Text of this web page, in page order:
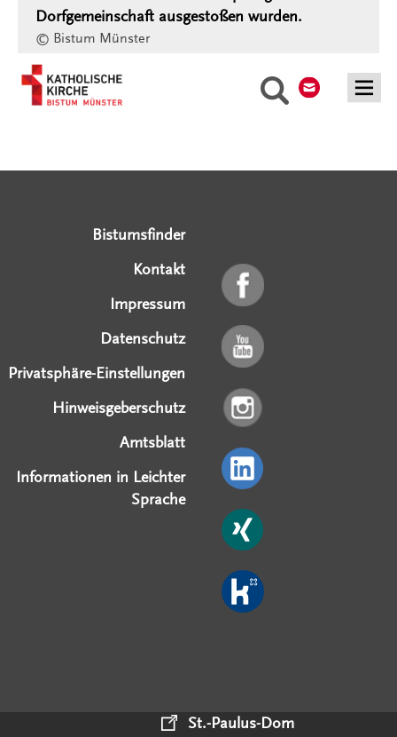
Suche
Dorfgemeinschaft ausgestoßen wurden.
© Bistum Münster
Bistumsfinder
Kontakt
Impressum
Datenschutz
Privatsphäre-Einstellungen
Hinweisgeberschutz
Amtsblatt
Informationen in Leichter
Sprache
St.-Paulus-Dom